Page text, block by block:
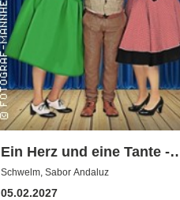
Ein Herz und eine Tante -
Dinner-Komödie
Schwelm, Sabor Andaluz
05.02.2027